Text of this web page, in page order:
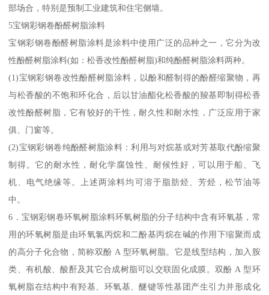
部场合，特别是预制工业建筑和住宅侧墙。
5宝钢彩钢卷酚醛树脂涂料
宝钢彩钢卷酚醛树脂涂料是涂料中使用广泛的品种之一，它分为改
性酚醛树脂涂料(如：松香改性酚醛树脂)和纯酚醛树脂涂料两种。
(1)宝钢彩钢卷改性酚醛树脂涂料，以酚和醛制得的酚醛缩聚物，再
与松香酸的不饱和环化合，后以甘油酯化松香酸的羧基即制得松香
改性酚醛树脂，它有较好的干性，耐久性和耐水性，广泛应用于家
俱、门窗等。
(2)宝钢彩钢卷纯酚醛树脂涂料：利用与对烷基或对芳基取代酚缩聚
制得。它的耐水性，耐化学腐蚀性、耐候性好，可以用于船、飞
机、电气绝缘等。上述两涂料均可溶于脂肪烃、芳烃，松节油等
中。
6．宝钢彩钢卷环氧树脂涂料环氧树脂的分子结构中含有环氧基，常
用的环氧树脂是由环氧氯丙烷和二酚基丙烷在碱的作用下缩聚而成
的高分子化合物，简称双酚 A 型环氧树脂。它是线型结构，加入胺
类、有机酸、酸酐及其它合成树脂可以交联固化成膜。双酚 A 型环
氧树脂在结构中有羟基、环氧基、醚键等性基团产生引力并形成化